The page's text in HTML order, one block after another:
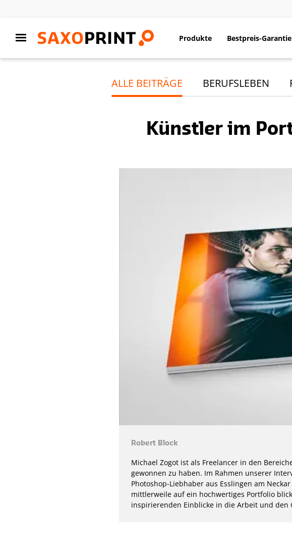
Produkte Bestpreis-Garantie
ALLE BEITRÄGE BERUFSLEBEN
Künstler im
Robert Block
Michael Zogot ist als Freelancer in den
gewonnen zu haben. Im Rahmen unserer
Photoshop-Liebhaber aus Esslingen am
mittlerweile auf ein hochwertiges Portfolio
inspirierenden Einblicke in die Arbeit und den